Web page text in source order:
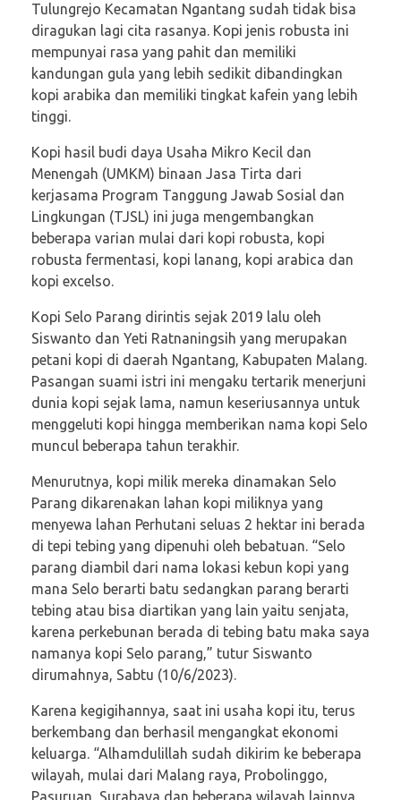
Tulungrejo Kecamatan Ngantang sudah tidak bisa
diragukan lagi cita rasanya. Kopi jenis robusta ini
mempunyai rasa yang pahit dan memiliki
kandungan gula yang lebih sedikit dibandingkan
kopi arabika dan memiliki tingkat kafein yang lebih
tinggi.
Kopi hasil budi daya Usaha Mikro Kecil dan
Menengah (UMKM) binaan Jasa Tirta dari
kerjasama Program Tanggung Jawab Sosial dan
Lingkungan (TJSL) ini juga mengembangkan
beberapa varian mulai dari kopi robusta, kopi
robusta fermentasi, kopi lanang, kopi arabica dan
kopi excelso.
Kopi Selo Parang dirintis sejak 2019 lalu oleh
Siswanto dan Yeti Ratnaningsih yang merupakan
petani kopi di daerah Ngantang, Kabupaten Malang.
Pasangan suami istri ini mengaku tertarik menerjuni
dunia kopi sejak lama, namun keseriusannya untuk
menggeluti kopi hingga memberikan nama kopi Selo
muncul beberapa tahun terakhir.
Menurutnya, kopi milik mereka dinamakan Selo
Parang dikarenakan lahan kopi miliknya yang
menyewa lahan Perhutani seluas 2 hektar ini berada
di tepi tebing yang dipenuhi oleh bebatuan. “Selo
parang diambil dari nama lokasi kebun kopi yang
mana Selo berarti batu sedangkan parang berarti
tebing atau bisa diartikan yang lain yaitu senjata,
karena perkebunan berada di tebing batu maka saya
namanya kopi Selo parang,” tutur Siswanto
dirumahnya, Sabtu (10/6/2023).
Karena kegigihannya, saat ini usaha kopi itu, terus
berkembang dan berhasil mengangkat ekonomi
keluarga. “Alhamdulillah sudah dikirim ke beberapa
wilayah, mulai dari Malang raya, Probolinggo,